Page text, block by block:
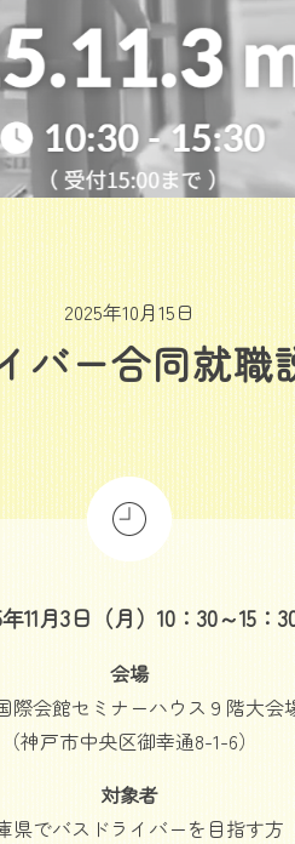
2025年10月15日
バー合同就職
11月3日（月）10：30～15：
会場
際会館セミナーハウス９階大会
（神戸市中央区御幸通8-1-6）
対象者
県でバスドライバーを目指す方